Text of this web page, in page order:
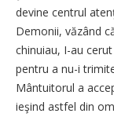
devine centrul
Demonii, văzând
chinuiau, I-au
pentru a nu-i
Mântuitorul a
ieşind astfel din